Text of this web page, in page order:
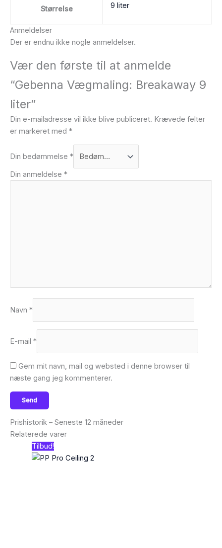
Størrelse 9 liter
Anmeldelser
Der er endnu ikke nogle anmeldelser.
Vær den første til at anmelde
“Gebenna Vægmaling: Breakaway 9
liter”
Din e-mailadresse vil ikke blive publiceret. Krævede felter
er markeret med *
Din bedømmelse *
Din anmeldelse *
Navn *
E-mail *
Gem mit navn, mail og websted i denne browser til
næste gang jeg kommenterer.
Prishistorik – Seneste 12 måneder
Relaterede varer
Tilbud!